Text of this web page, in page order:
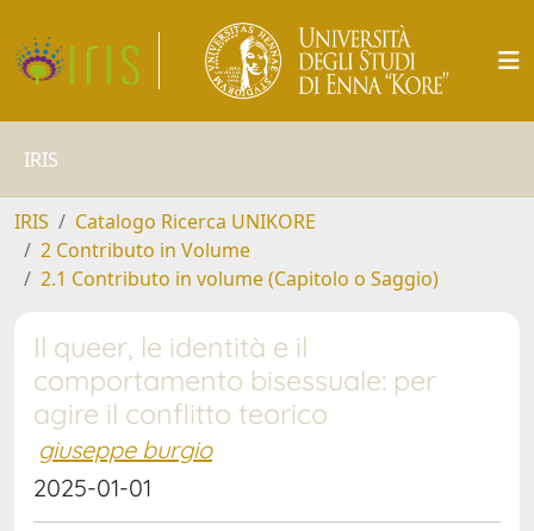
IRIS
IRIS
Catalogo Ricerca UNIKORE
2 Contributo in Volume
2.1 Contributo in volume (Capitolo o Saggio)
Il queer, le identità e il
comportamento bisessuale: per
agire il conflitto teorico
giuseppe burgio
2025-01-01